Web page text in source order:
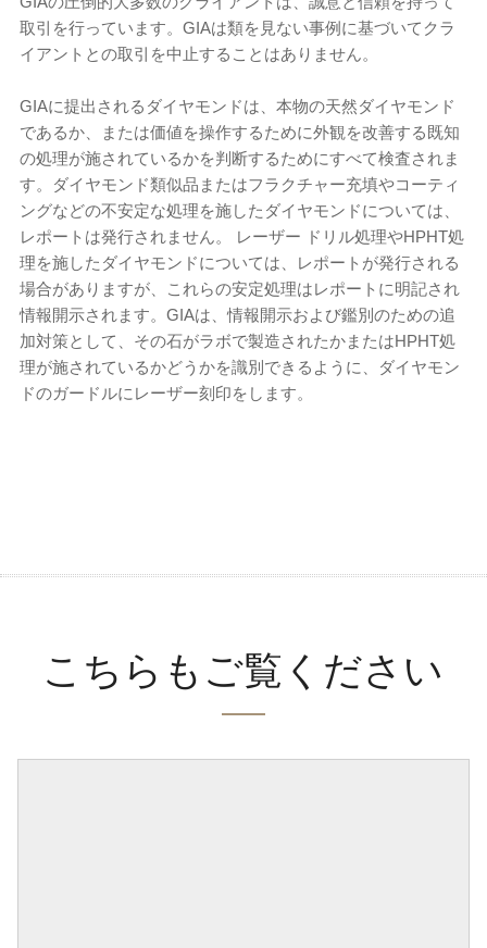
取引を行っています。GIAは類を見ない事例に基づいてクラ
イアントとの取引を中止することはありません。
GIAに提出されるダイヤモンドは、本物の天然ダイヤモンド
であるか、または価値を操作するために外観を改善する既知
の処理が施されているかを判断するためにすべて検査されま
す。ダイヤモンド類似品またはフラクチャー充填やコーティ
ングなどの不安定な処理を施したダイヤモンドについては、
レポートは発行されません。 レーザー ドリル処理やHPHT処
理を施したダイヤモンドについては、レポートが発行される
場合がありますが、これらの安定処理はレポートに明記され
情報開示されます。GIAは、情報開示および鑑別のための追
加対策として、その石がラボで製造されたかまたはHPHT処
理が施されているかどうかを識別できるように、ダイヤモン
ドのガードルにレーザー刻印をします。
こちらもご覧ください